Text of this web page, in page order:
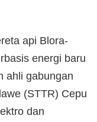
api Blora-
energi baru
ahli gabungan
(STTR) Cepu
dan